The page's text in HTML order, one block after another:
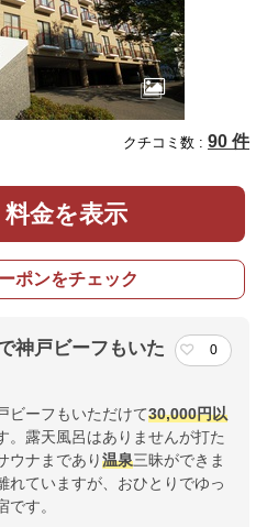
クチコミ数 : 90 件
料金を表示
ポンをチェック
神戸ビーフもいた
0
ビーフもいただけて30,000円以
。露天風呂はありませんが打た
ウナまであり温泉三昧ができま
れていますが、おひとりでゆっ
す。